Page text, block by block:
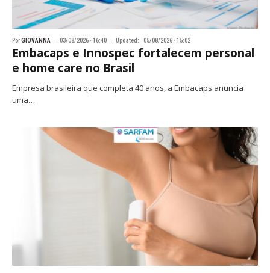
PorGIOVANNA 03/08/2026 · 16:40 Updated: 05/08/2026 · 15:02
Embacaps e Innospec fortalecem personal
e home care no Brasil
Empresa brasileira que completa 40 anos, a Embacaps anuncia
uma…